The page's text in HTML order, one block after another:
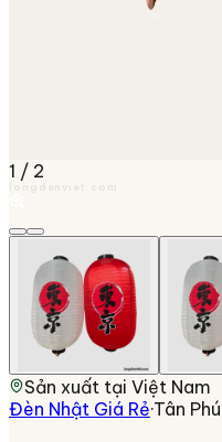
1 / 2
longdenviet.com
Sản xuất tại Việt Nam
Đèn Nhật Giá Rẻ·Tân